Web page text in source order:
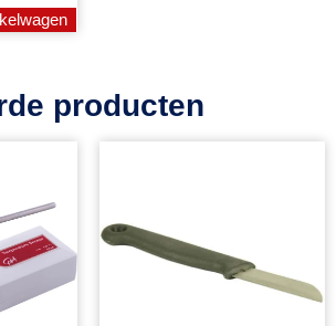
producten